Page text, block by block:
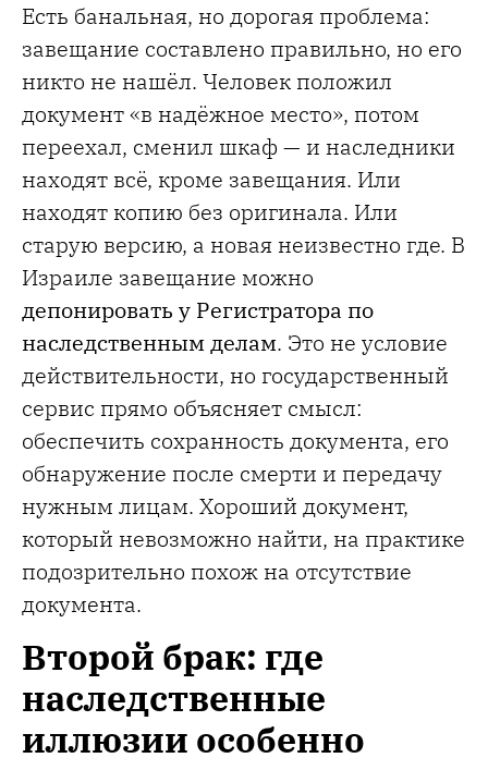
Есть банальная, но дорогая проблема:
завещание составлено правильно, но его
никто не нашёл. Человек положил
документ «в надёжное место», потом
переехал, сменил шкаф — и наследники
находят всё, кроме завещания. Или
находят копию без оригинала. Или
старую версию, а новая неизвестно где. В
Израиле завещание можно
депонировать у Регистратора по
наследственным делам. Это не условие
действительности, но государственный
сервис прямо объясняет смысл:
обеспечить сохранность документа, его
обнаружение после смерти и передачу
нужным лицам. Хороший документ,
который невозможно найти, на практике
подозрительно похож на отсутствие
документа.
Второй брак: где
наследственные
иллюзии особенно